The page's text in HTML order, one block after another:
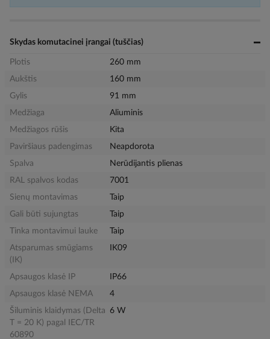
Skydas komutacinei įrangai (tuščias)
Plotis
260 mm
Aukštis
160 mm
Gylis
91 mm
Medžiaga
Aliuminis
Medžiagos rūšis
Kita
Paviršiaus padengimas
Neapdorota
Spalva
Nerūdijantis plienas
RAL spalvos kodas
7001
Sienų montavimas
Taip
Gali būti sujungtas
Taip
Tinka montavimui lauke
Taip
Atsparumas smūgiams
(IK)
IK09
Apsaugos klasė IP
IP66
Apsaugos klasė NEMA
4
Šiluminis klaidymas (Delta
T = 20 K) pagal IEC/TR
60890
6 W